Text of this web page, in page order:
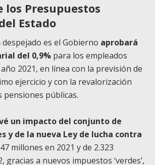
los Presupuestos
Estado
es el Gobierno aprobará
del 0,9% para los empleados
2021, en línea con la previsión de
ejercicio y con la revalorización
pensiones públicas.
un impacto del conjunto de
y de la nueva Ley de lucha contra
millones en 2021 y de 2.323
gracias a nuevos impuestos ‘verdes’,